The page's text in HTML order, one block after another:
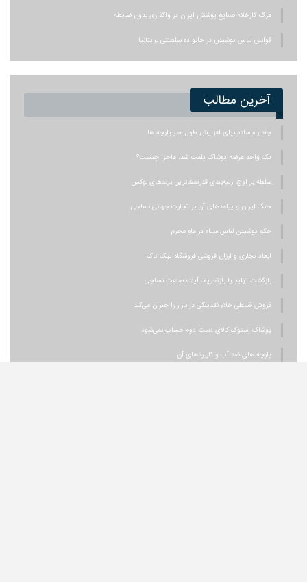
مرگ کارخانه صنایع پوشش ایران در واگذاری بدون ضابطه
قوانین لباس پوشیدن در خانواده سلطنتی بریتانیا
آخرین مطالب
چند راه ساده برای افزایش طول عمر پارچه ها
یک واحد عرضه پوشاک پلمب شد، ماجرا چیست؟
سلطه بر اوج، رتبه‌بندی قدرتمندترین برندهای لوکس
جنگ ایران و پیامدهای آن بر تجارت جهانی نساجی
حکم پوشیدن لباس سیاه در ماه محرم
ابعاد تجاری و ارزان فروشی فروشگاه تیک تاک
بازگشت تولید یا بازتعریف آینده صنعت نساجی
فروش قسطی خلاء نقدینگی در بازار را جبران می‌کند
پوشاک استوک کالای دست دوم حساب نمی‌شود
پارچه های ضد آب و کاربردهای آن